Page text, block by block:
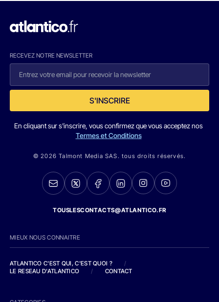
RECEVEZ NOTRE NEWSLETTER
S'INSCRIRE
En cliquant sur s'inscrire, vous confirmez que vous acceptez nos
Termes et Conditions
© 2026 Talmont Media SAS. tous droits réservés.
TOUSLESCONTACTS@ATLANTICO.FR
MIEUX NOUS CONNAITRE
ATLANTICO C'EST QUI, C'EST QUOI ?
/
LE RESEAU D'ATLANTICO
/ CONTACT